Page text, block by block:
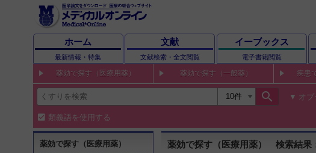
ホーム
最新情報・特集
文献
文献検索・全文閲覧
イーブックス
電子書籍閲覧
薬効で探す（医療用薬） 薬効で探す（一般薬） 疾患
search オプ
類義語を使用する
薬効で探す（医療用薬） 薬効で探す（医療用薬） 検索結果